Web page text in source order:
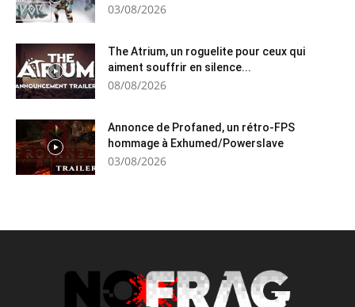
03/08/2026
The Atrium, un roguelite pour ceux qui
aiment souffrir en silence...
08/08/2026
Annonce de Profaned, un rétro-FPS
hommage à Exhumed/Powerslave
03/08/2026